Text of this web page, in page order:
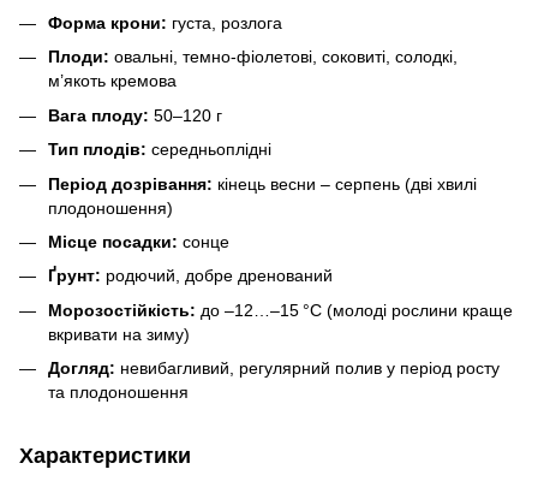
Форма крони: густа, розлога
Плоди: овальні, темно-фіолетові, соковиті, солодкі,
м’якоть кремова
Вага плоду: 50–120 г
Тип плодів: середньоплідні
Період дозрівання: кінець весни – серпень (дві хвилі
плодоношення)
Місце посадки: сонце
Ґрунт: родючий, добре дренований
Морозостійкість: до –12…–15 °C (молоді рослини краще
вкривати на зиму)
Догляд: невибагливий, регулярний полив у період росту
та плодоношення
Характеристики